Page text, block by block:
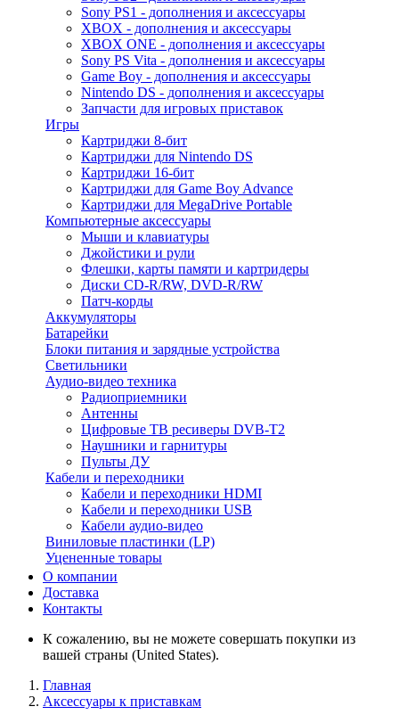
Sony PS1 - дополнения и аксессуары
XBOX - дополнения и аксессуары
XBOX ONE - дополнения и аксессуары
Sony PS Vita - дополнения и аксессуары
Game Boy - дополнения и аксессуары
Nintendo DS - дополнения и аксессуары
Запчасти для игровых приставок
Игры
Картриджи 8-бит
Картриджи для Nintendo DS
Картриджи 16-бит
Картриджи для Game Boy Advance
Картриджи для MegaDrive Portable
Компьютерные аксессуары
Мыши и клавиатуры
Джойстики и рули
Флешки, карты памяти и картридеры
Диски CD-R/RW, DVD-R/RW
Патч-корды
Аккумуляторы
Батарейки
Блоки питания и зарядные устройства
Светильники
Аудио-видео техника
Радиоприемники
Антенны
Цифровые ТВ ресиверы DVB-T2
Наушники и гарнитуры
Пульты ДУ
Кабели и переходники
Кабели и переходники HDMI
Кабели и переходники USB
Кабели аудио-видео
Виниловые пластинки (LP)
Уцененные товары
О компании
Доставка
Контакты
К сожалению, вы не можете совершать покупки из
вашей страны (United States).
Главная
Аксессуары к приставкам